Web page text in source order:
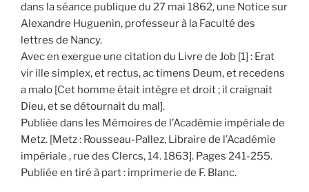
dans la séance publique du 27 mai 1862, une Notice sur
Alexandre Huguenin, professeur à la Faculté des
lettres de Nancy.
Avec en exergue une citation du Livre de Job [1] : Erat
vir ille simplex, et rectus, ac timens Deum, et recedens
a malo [Cet homme était intègre et droit ; il craignait
Dieu, et se détournait du mal].
Publiée dans les Mémoires de l’Académie impériale de
Metz. [Metz : Rousseau-Pallez, Libraire de l’Académie
impériale , rue des Clercs, 14. 1863]. Pages 241-255.
Publiée en tiré à part : imprimerie de F. Blanc.